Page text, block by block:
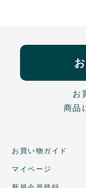
お
商品
お買い物ガイド
マイページ